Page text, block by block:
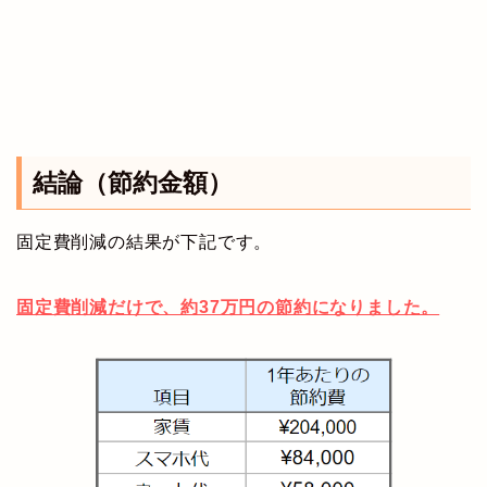
結論（節約金額）
固定費削減の結果が下記です。
固定費削減だけで、約37万円の節約になりました。